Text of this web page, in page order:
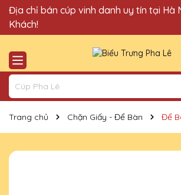
Quà Tặng Cúp Pha Lê Vinh Danh An
Khách!
Địa chỉ bán cúp vinh danh uy tín tại Hà
Trang chủ Chặn Giấy - Để Bàn Để